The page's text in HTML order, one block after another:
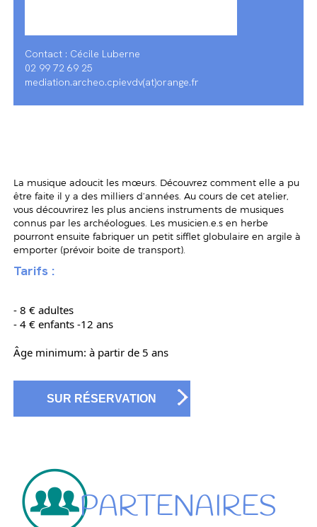
Contact : Cécile Luberne
02 99 72 69 25
mediation.archeo.cpievdv(at)orange.fr
La musique adoucit les mœurs. Découvrez comment elle a pu
être faite il y a des milliers d’années. Au cours de cet atelier,
vous découvrirez les plus anciens instruments de musiques
connus par les archéologues. Les musicien.e.s en herbe
pourront ensuite fabriquer un petit sifflet globulaire en argile à
emporter (prévoir boite de transport).
Tarifs :
- 8 € adultes
- 4 € enfants -12 ans
Âge minimum: à partir de 5 ans
SUR RÉSERVATION
PARTENAIRES